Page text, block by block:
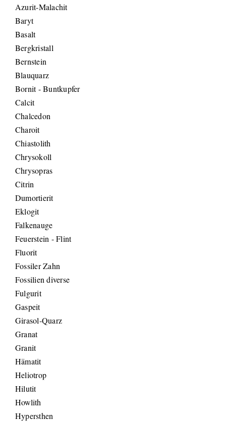
Azurit-Malachit
Baryt
Basalt
Bergkristall
Bernstein
Blauquarz
Bornit - Buntkupfer
Calcit
Chalcedon
Charoit
Chiastolith
Chrysokoll
Chrysopras
Citrin
Dumortierit
Eklogit
Falkenauge
Feuerstein - Flint
Fluorit
Fossiler Zahn
Fossilien diverse
Fulgurit
Gaspeit
Girasol-Quarz
Granat
Granit
Hämatit
Heliotrop
Hilutit
Howlith
Hypersthen